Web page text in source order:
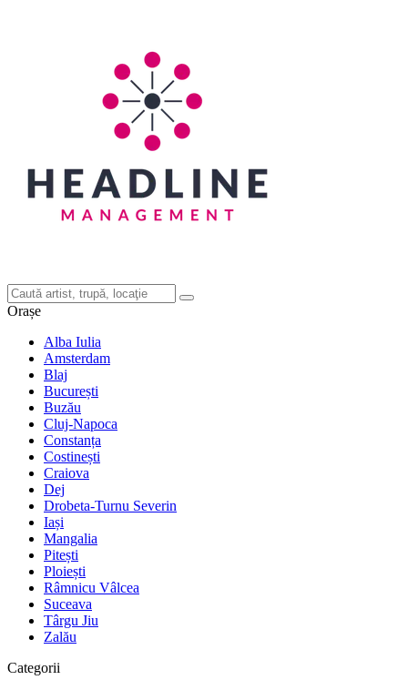
Orașe
Alba Iulia
Amsterdam
Blaj
București
Buzău
Cluj-Napoca
Constanța
Costinești
Craiova
Dej
Drobeta-Turnu Severin
Iași
Mangalia
Pitești
Ploiești
Râmnicu Vâlcea
Suceava
Târgu Jiu
Zalău
Categorii